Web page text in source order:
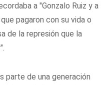
a "Gonzalo Ruiz y a
pagaron con su vida o
de la represión que la
parte de una generación